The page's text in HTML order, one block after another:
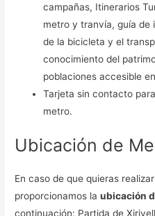
campañas, Itinerarios
metro y tranvía, guía de
de la bicicleta y el
conocimiento del
poblaciones accesible
Tarjeta sin contacto
metro.
Ubicación de
En caso de que quieras
proporcionamos laubicación
continuación: Partida de